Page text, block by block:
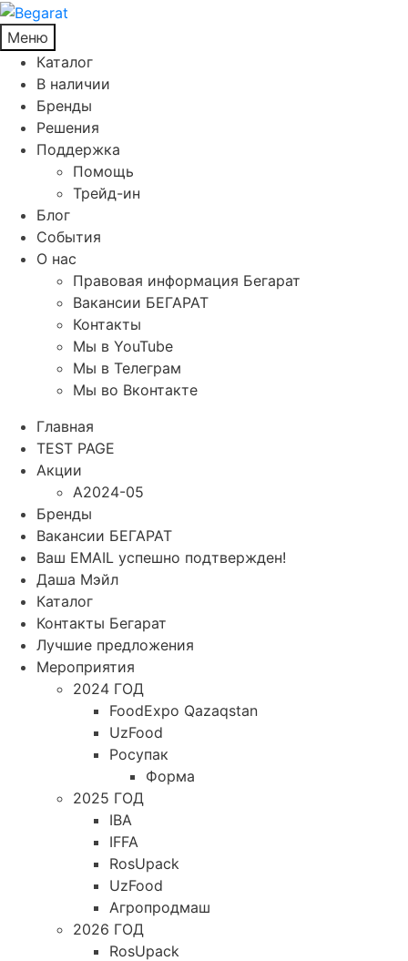
Меню
Каталог
В наличии
Бренды
Решения
Поддержка
Помощь
Трейд-ин
Блог
События
О нас
Правовая информация Бегарат
Вакансии БЕГАРАТ
Контакты
Мы в YouTube
Мы в Телеграм
Мы во Вконтакте
Главная
TEST PAGE
Акции
A2024-05
Бренды
Вакансии БЕГАРАТ
Ваш EMAIL успешно подтвержден!
Даша Мэйл
Каталог
Контакты Бегарат
Лучшие предложения
Мероприятия
2024 ГОД
FoodExpo Qazaqstan
UzFood
Росупак
Форма
2025 ГОД
IBA
IFFA
RosUpack
UzFood
Агропродмаш
2026 ГОД
RosUpack